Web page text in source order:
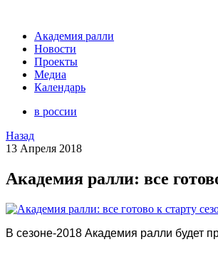
Академия ралли
Новости
Проекты
Медиа
Календарь
в россии
Назад
13 Апреля 2018
Академия ралли: все
В сезоне-2018 Академия ралли будет